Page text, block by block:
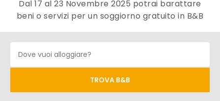
Dal 17 al 23 Novembre 2025 potrai barattare
beni o servizi per un soggiorno gratuito in B&B